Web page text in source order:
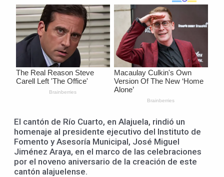
El cantón de Río Cuarto, en Alajuela, rindió un
homenaje al presidente ejecutivo del Instituto de
Fomento y Asesoría Municipal, José Miguel
Jiménez Araya, en el marco de las celebraciones
por el noveno aniversario de la creación de este
cantón alajuelense.